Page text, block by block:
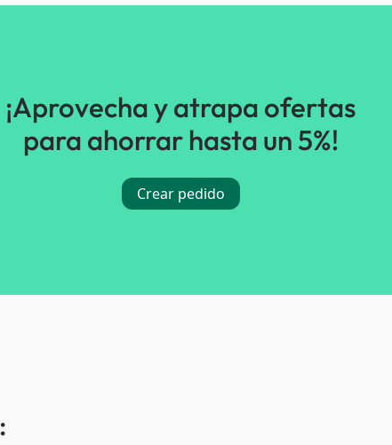
¡Aprovecha y atrapa ofertas
para ahorrar hasta un 5%!
Crear pedido